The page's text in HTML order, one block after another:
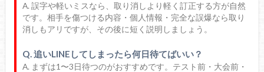
A. 誤字や軽いミスなら、取り消しより軽く訂正する方が自然
です。相手を傷つける内容・個人情報・完全な誤爆なら取り
消しもアリですが、その後に短く説明しましょう。
Q. 追いLINEしてしまったら何日待てばいい？
A. まずは1〜3日待つのがおすすめです。テスト前・大会前・